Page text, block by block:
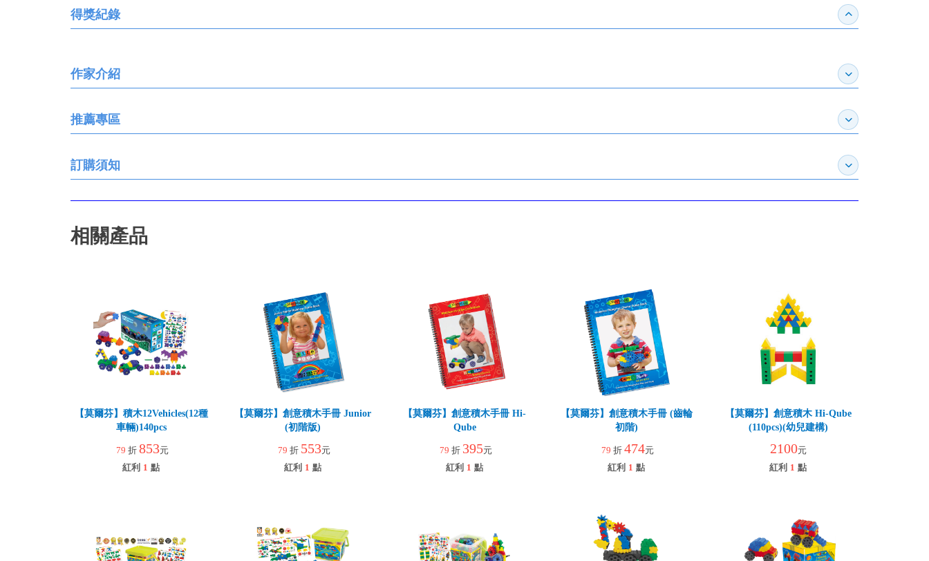
得獎紀錄 收合得獎紀錄
作家介紹 展開作家介紹
推薦專區 展開推薦專區
訂購須知 展開訂購須知
相關產品
【莫爾芬】積木12Vehicles(12種
車輛)140pcs
79 折 853元
紅利 1 點
【莫爾芬】創意積木手冊 Junior
(初階版)
79 折 553元
紅利 1 點
【莫爾芬】創意積木手冊 Hi-
Qube
79 折 395元
紅利 1 點
【莫爾芬】創意積木手冊 (齒輪
初階)
79 折 474元
紅利 1 點
【莫爾芬】創意積木 Hi-Qube
(110pcs)(幼兒建構)
2100元
紅利 1 點